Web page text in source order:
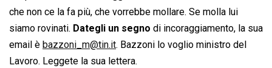
che non ce la fa più, che vorrebbe mollare. Se molla lui
siamo rovinati. Dategli un segno di incoraggiamento, la sua
email è bazzoni_m@tin.it. Bazzoni lo voglio ministro del
Lavoro. Leggete la sua lettera.